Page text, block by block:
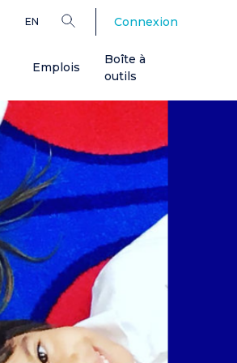
EN Connexion
Emplois
Boîte à
outils